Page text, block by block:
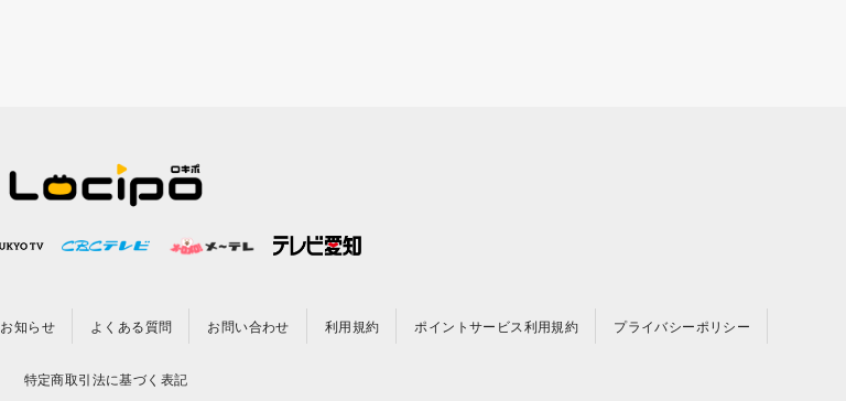
お知らせ よくある質問 お問い合わせ 利用規約 ポイントサービス利用規約 プライバシーポリシー
特定商取引法に基づく表記